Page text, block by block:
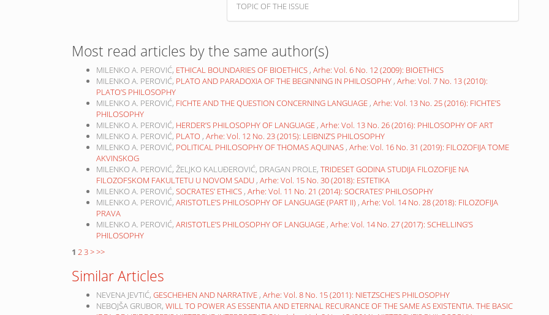
TOPIC OF THE ISSUE
Most read articles by the same author(s)
MILENKO A. PEROVIĆ, ETHICAL BOUNDARIES OF BIOETHICS , Arhe: Vol. 6 No. 12 (2009): BIOETHICS
MILENKO A. PEROVIĆ, PLATO AND PARADOXIA OF THE BEGINNING IN PHILOSOPHY , Arhe: Vol. 7 No. 13 (2010):
PLATO’S PHILOSOPHY
MILENKO A. PEROVIĆ, FICHTE AND THE QUESTION CONCERNING LANGUAGE , Arhe: Vol. 13 No. 25 (2016): FICHTE’S
PHILOSOPHY
MILENKO A. PEROVIĆ, HERDER’S PHILOSOPHY OF LANGUAGE , Arhe: Vol. 13 No. 26 (2016): PHILOSOPHY OF ART
MILENKO A. PEROVIĆ, PLATO , Arhe: Vol. 12 No. 23 (2015): LEIBNIZ’S PHILOSOPHY
MILENKO A. PEROVIĆ, POLITICAL PHILOSOPHY OF THOMAS AQUINAS , Arhe: Vol. 16 No. 31 (2019): FILOZOFIJA TOME
AKVINSKOG
MILENKO A. PEROVIĆ, ŽELJKO KALUĐEROVIĆ, DRAGAN PROLE, TRIDESET GODINA STUDIJA FILOZOFIJE NA
FILOZOFSKOM FAKULTETU U NOVOM SADU , Arhe: Vol. 15 No. 30 (2018): ESTETIKA
MILENKO A. PEROVIĆ, SOCRATES’ ETHICS , Arhe: Vol. 11 No. 21 (2014): SOCRATES’ PHILOSOPHY
MILENKO A. PEROVIĆ, ARISTOTLE’S PHILOSOPHY OF LANGUAGE (PART II) , Arhe: Vol. 14 No. 28 (2018): FILOZOFIJA
PRAVA
MILENKO A. PEROVIĆ, ARISTOTLE’S PHILOSOPHY OF LANGUAGE , Arhe: Vol. 14 No. 27 (2017): SCHELLING’S
PHILOSOPHY
1 23>>>
Similar Articles
NEVENA JEVTIĆ, GESCHEHEN AND NARRATIVE , Arhe: Vol. 8 No. 15 (2011): NIETZSCHE’S PHILOSOPHY
NEBOJŠA GRUBOR, WILL TO POWER AS ESSENTIA AND ETERNAL RECURANCE OF THE SAME AS EXISTENTIA. THE BASIC